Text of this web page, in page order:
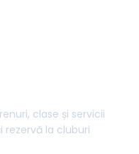
clase și servicii
rezervă la cluburi